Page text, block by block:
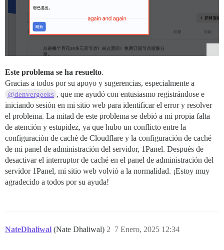
Este problema se ha resuelto.
Gracias a todos por su apoyo y sugerencias, especialmente a
@denvergeeks , que me ayudó con entusiasmo registrándose e
iniciando sesión en mi sitio web para identificar el error y resolver
el problema. La mitad de este problema se debió a mi propia falta
de atención y estupidez, ya que hubo un conflicto entre la
configuración de caché de Cloudflare y la configuración de caché
de mi panel de administración del servidor, 1Panel. Después de
desactivar el interruptor de caché en el panel de administración del
servidor 1Panel, mi sitio web volvió a la normalidad. ¡Estoy muy
agradecido a todos por su ayuda!
NateDhaliwal (Nate Dhaliwal) 7 Enero, 2025 12:34
2